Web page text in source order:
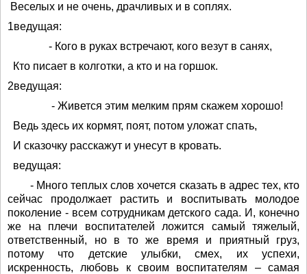
Веселых и не очень, драчливых и в соплях.
1ведущая:
- Кого в руках встречают, кого везут в санях,
Кто писает в колготки, а кто и на горшок.
2ведущая:
- Живется этим мелким прям скажем хорошо!
Ведь здесь их кормят, поят, потом уложат спать,
И сказочку расскажут и унесут в кровать.
ведущая:
- Много теплых слов хочется сказать в адрес тех, кто
сейчас продолжает растить и воспитывать молодое
поколение - всем сотрудникам детского сада. И, конечно
же на плечи воспитателей ложится самый тяжелый,
ответственный, но в то же время и приятный груз,
потому что детские улыбки, смех, их успехи,
искренность, любовь к своим воспитателям – самая